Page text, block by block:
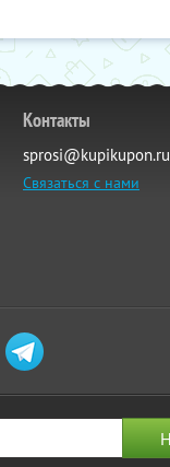
Контакты
sprosi@kupikupon.ru
Связаться с нами